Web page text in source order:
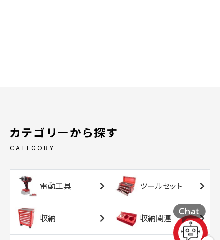
カテゴリーから探す
CATEGORY
電動工具 ツールセット
収納 収納関連